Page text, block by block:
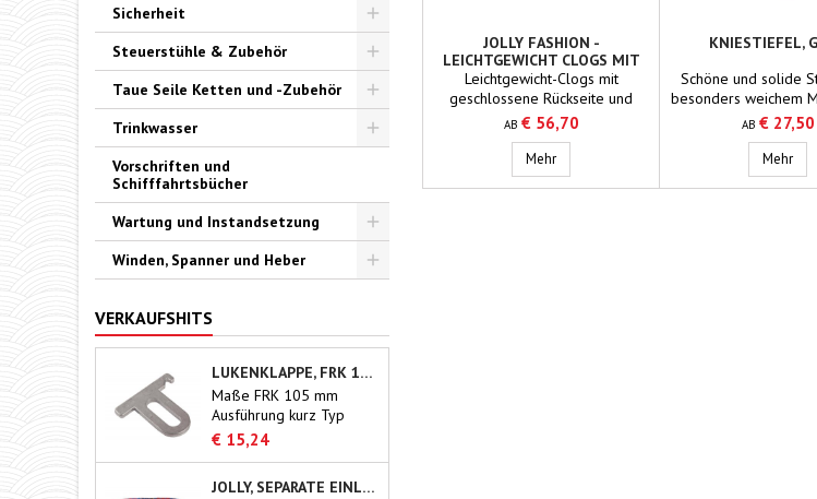
Sicherheit
Steuerstühle & Zubehör
Toggle
Taue Seile Ketten und -Zubehör
Trinkwasser
Vorschriften und
Schifffahrtsbücher
Wartung und Instandsetzung
Winden, Spanner und Heber
VERKAUFSHITS
LUKENKLAPPE, FRK 105MM
Maße FRK 105 mm
Ausführung kurz Typ
Blommaert
€ 15,24
JOLLY, SEPARATE EINLEGESOHLE AUS KORK
JOLLY FASHION -
LEICHTGEWICHT CLOGS MIT
GESCHLOSSENER RÜCKSEITE,
BRAUN
Leichtgewicht-Clogs mit
geschlossene Rückseite und
separatem Fußbett.Material:
PolyurethanMaterial
Einlegesohle: Kork
AB € 56,70
MehrJolly Fashion - Leichtgewicht Clogs mit
KNIESTIEFEL,
Schöne und solide
besonders weichem
besonders guter
Sohle.Material: PVC/
20% Nitril
(beige)
AB € 27,50
Mehr